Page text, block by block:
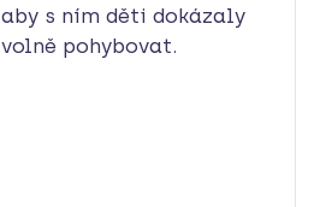
aby s ním děti dokázaly
volně pohybovat.